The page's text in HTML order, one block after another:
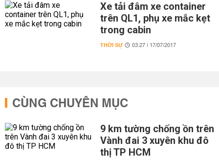
Xe tải đâm xe container
trên QL1, phụ xe mắc kẹt
trong cabin
THỜI SỰ 03:27 | 17/07/2017
CÙNG CHUYÊN MỤC
9 km tường chống ồn trên
Vành đai 3 xuyên khu đô
thị TP HCM